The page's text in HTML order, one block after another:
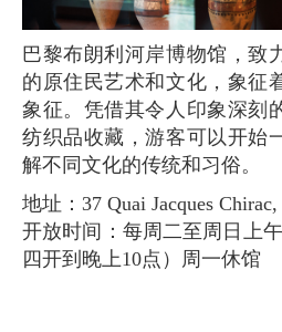
巴黎布朗利河岸博物馆，致力于庆祝来自世界各地
的原住民艺术和文化，象征
象征。凭借其令人印象深刻
纺织品收藏，游客可以开始
解不同文化的传统和习俗。
地址：37 Quai Jacques
开放时间：每周二至周日上
四开到晚上10点）周一休馆